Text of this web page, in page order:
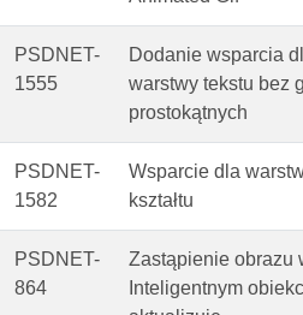
PSDNET-
1555
Dodanie wsparcia
warstwy tekstu bez
prostokątnych
PSDNET-
1582
Wsparcie dla
kształtu
PSDNET-
864
Zastąpienie obrazu
Inteligentnym